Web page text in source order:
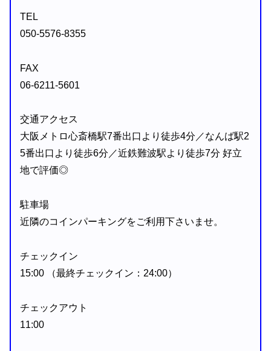
TEL
050-5576-8355
FAX
06-6211-5601
交通アクセス
大阪メトロ心斎橋駅7番出口より徒歩4分／なんば駅2
5番出口より徒歩6分／近鉄難波駅より徒歩7分 好立
地で評価◎
駐車場
近隣のコインパーキングをご利用下さいませ。
チェックイン
15:00 （最終チェックイン：24:00）
チェックアウト
11:00